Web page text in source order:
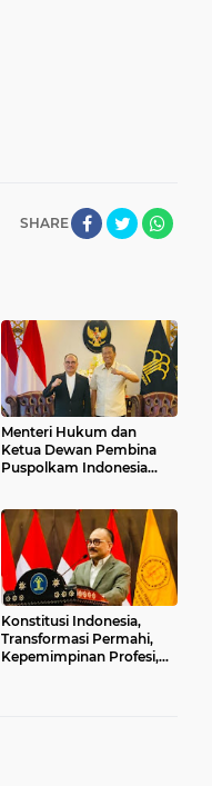
SHARE
Menteri Hukum dan
Ketua Dewan Pembina
Puspolkam Indonesia
Reformatif dan
Transformatif dalam
Pembangunan Negara
Hukum dan
Kelembagaan
Kementerian Hukum
Konstitusi Indonesia,
Transformasi Permahi,
Kepemimpinan Profesi,